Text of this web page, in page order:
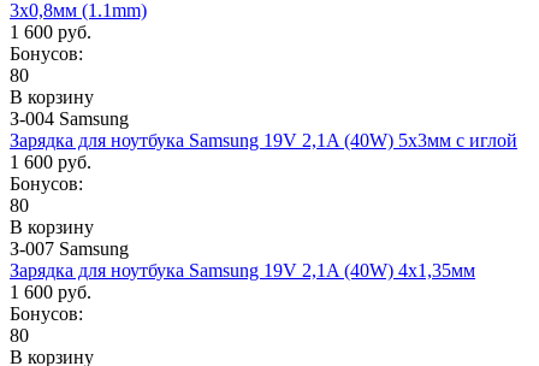
3x0,8мм (1.1mm)
1 600 руб.
Бонусов:
80
В корзину
З-004 Samsung
Зарядка для ноутбука Samsung 19V 2,1A (40W) 5x3мм с иглой
1 600 руб.
Бонусов:
80
В корзину
З-007 Samsung
Зарядка для ноутбука Samsung 19V 2,1A (40W) 4x1,35мм
1 600 руб.
Бонусов:
80
В корзину